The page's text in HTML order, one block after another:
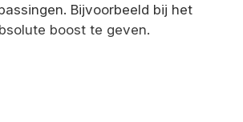
Bijvoorbeeld bij het
boost te geven.